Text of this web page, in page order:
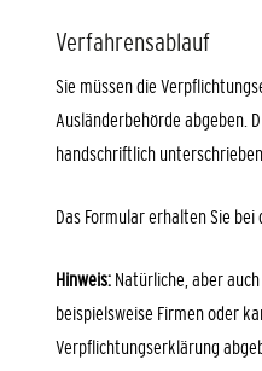
Verfahrensablauf
Sie müssen die
Ausländerbehörde abgeben.
handschriftlich
Das Formular erhalten Sie bei
Hinweis: Natürliche, aber
beispielsweise Firmen oder
Verpflichtungserklärung